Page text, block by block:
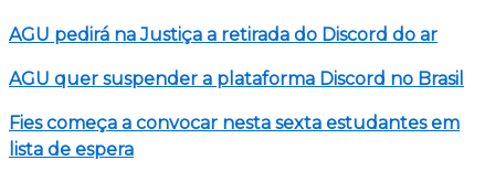
AGU pedirá na Justiça a retirada do Discord do ar
AGU quer suspender a plataforma Discord no Brasil
Fies começa a convocar nesta sexta estudantes em
lista de espera